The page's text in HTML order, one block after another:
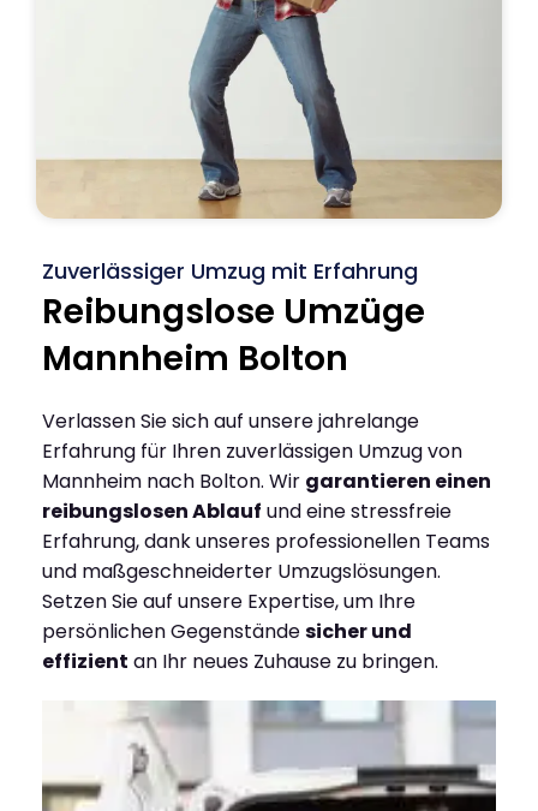
Zuverlässiger Umzug mit Erfahrung
Reibungslose Umzüge
Mannheim Bolton
Verlassen Sie sich auf unsere jahrelange
Erfahrung für Ihren zuverlässigen Umzug von
Mannheim nach Bolton. Wir garantieren einen
reibungslosen Ablauf und eine stressfreie
Erfahrung, dank unseres professionellen Teams
und maßgeschneiderter Umzugslösungen.
Setzen Sie auf unsere Expertise, um Ihre
persönlichen Gegenständesicher und
effizient an Ihr neues Zuhause zu bringen.